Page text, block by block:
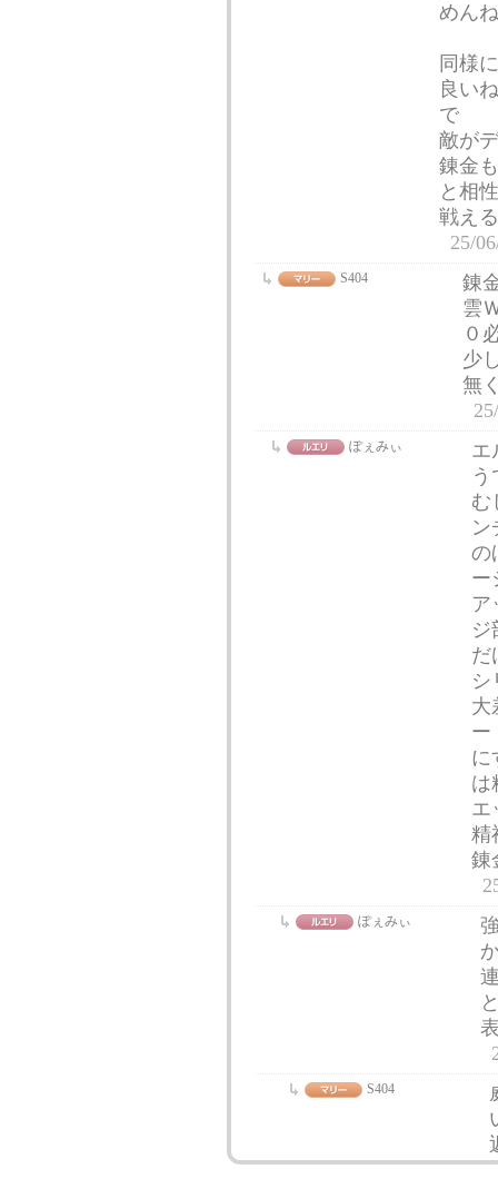
めん
同様
良い
で
敵が
錬金
と相
戦え
25/
S404
錬
雲
０
少
無
ぽぇみぃ
エ
う
む
ン
の
ー
ア
ジ
だ
シ
大
ー
に
は
エ
精
錬
ぽぇみぃ
S404